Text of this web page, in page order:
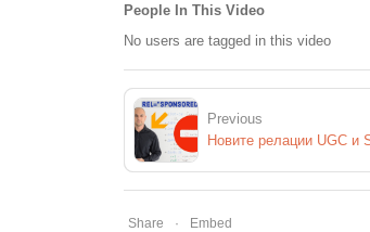
People In This Video
No users are tagged in this video
Previous
Share
Embed